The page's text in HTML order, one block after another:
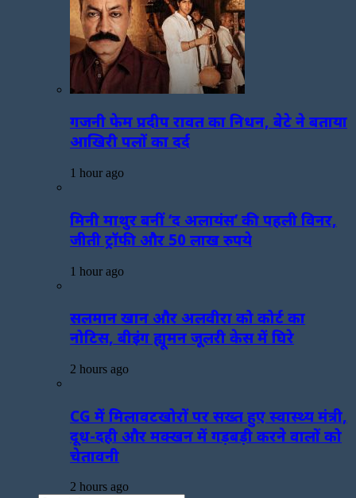
गजनी फेम प्रदीप रावत का निधन, बेटे ने बताया
आखिरी पलों का दर्द
1 hour ago
मिनी माथुर बनीं ‘द अलायंस’ की पहली विनर,
जीती ट्रॉफी और 50 लाख रुपये
1 hour ago
सलमान खान और अलवीरा को कोर्ट का
नोटिस, बीइंग ह्यूमन जूलरी केस में घिरे
2 hours ago
CG में मिलावटखोरों पर सख्त हुए स्वास्थ्य मंत्री,
दूध-दही और मक्खन में गड़बड़ी करने वालों को
चेतावनी
2 hours ago